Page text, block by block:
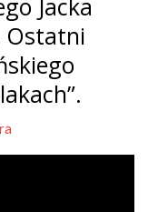
Jacka
Ostatni